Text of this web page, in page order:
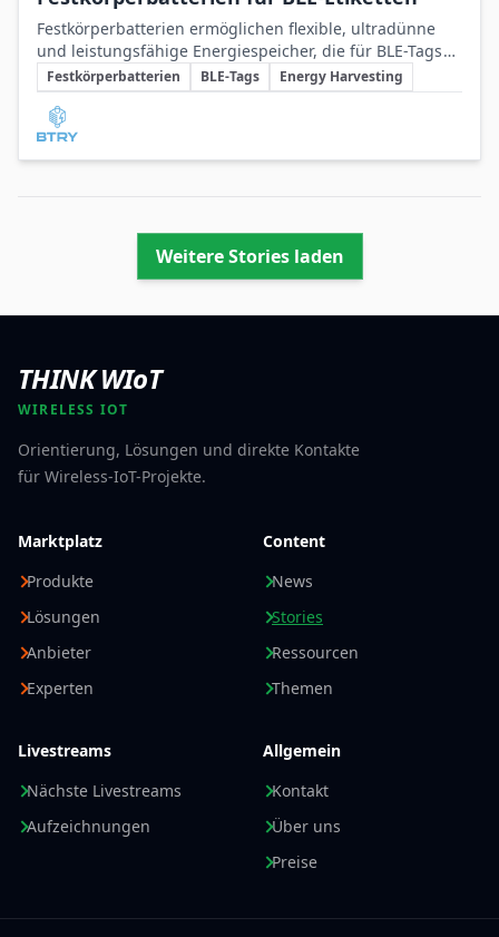
Festkörperbatterien ermöglichen flexible, ultradünne
und leistungsfähige Energiespeicher, die für BLE-Tags
und kompakte IoT-Anwendungen mit hohen
Anforderungen an Leistungsdichte und Sicherheit ideal
sind.
Schlüsselthemen
Festkörperbatterien BLE-Tags Energy Harvesting
Beteiligte Unternehmen
Weitere Stories laden
THINK WIoT
WIRELESS IOT
Orientierung, Lösungen und direkte Kontakte
für Wireless-IoT-Projekte.
Marktplatz
Produkte
Lösungen
Anbieter
Experten
Content
News
Stories
Ressourcen
Themen
Livestreams
Nächste Livestreams
Aufzeichnungen
Allgemein
Kontakt
Über uns
Preise